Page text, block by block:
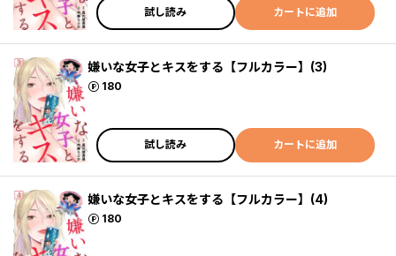
試し読み カートに追加
嫌いな女子とキスをする【フルカラー】(3)
180
ポイント
試し読み カートに追加
嫌いな女子とキスをする【フルカラー】(4)
180
ポイント